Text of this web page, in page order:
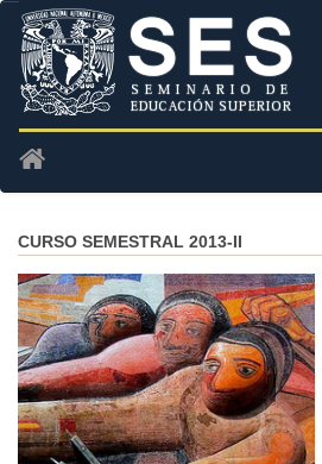
CURSO SEMESTRAL 2013-II